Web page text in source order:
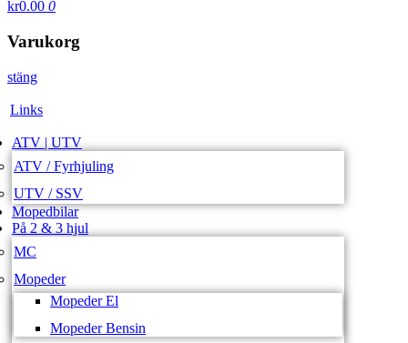
kr0.00 0
Varukorg
stäng
Links
ATV | UTV
ATV / Fyrhjuling
UTV / SSV
Mopedbilar
På 2 & 3 hjul
MC
Mopeder
Mopeder El
Mopeder Bensin